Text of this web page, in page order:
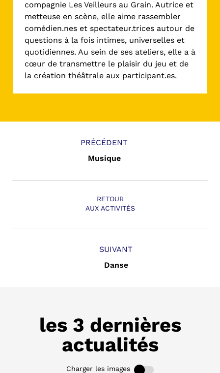
compagnie Les Veilleurs au Grain. Autrice et
metteuse en scène, elle aime rassembler
comédien.nes et spectateur.trices autour de
questions à la fois intimes, universelles et
quotidiennes. Au sein de ses ateliers, elle a à
cœur de transmettre le plaisir du jeu et de
la création théâtrale aux participant.es.
PRÉCÉDENT
Musique
RETOUR
AUX ACTIVITÉS
SUIVANT
Danse
les 3 dernières
actualités
Charger les images